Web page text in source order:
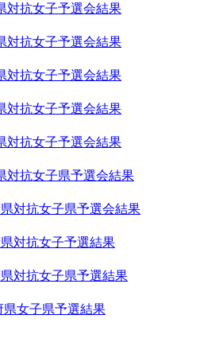
対抗女子予選会結果
対抗女子予選会結果
対抗女子予選会結果
対抗女子予選会結果
対抗女子予選会結果
対抗女子県予選会結果
対抗女子県予選会結果
対抗女子予選結果
対抗女子県予選結果
県女子県予選結果